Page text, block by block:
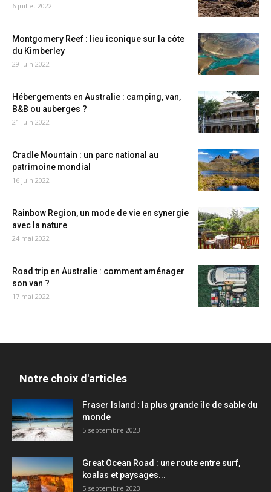
6 juillet 2022
Montgomery Reef : lieu iconique sur la côte
du Kimberley
29 juin 2022
Hébergements en Australie : camping, van,
B&B ou auberges ?
21 juin 2022
Cradle Mountain : un parc national au
patrimoine mondial
16 juin 2022
Rainbow Region, un mode de vie en synergie
avec la nature
24 mai 2022
Road trip en Australie : comment aménager
son van ?
17 mai 2022
Notre choix d'articles
Fraser Island : la plus grande île de sable du
monde
5 septembre 2023
Great Ocean Road : une route entre surf,
koalas et paysages...
5 septembre 2023